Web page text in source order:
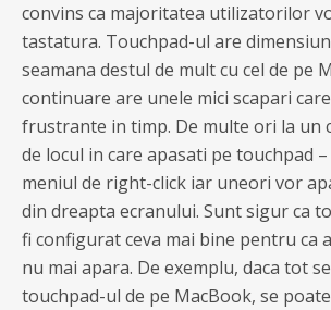
convins ca majoritatea utilizatorilor
tastatura. Touchpad-ul are
seamana destul de mult cu cel de pe
continuare are unele mici scapari
frustrante in timp. De multe ori la un
de locul in care apasati pe touchpad –
meniul de right-click iar uneori vor
din dreapta ecranului. Sunt sigur ca
fi configurat ceva mai bine pentru ca
nu mai apara. De exemplu, daca tot
touchpad-ul de pe MacBook, se